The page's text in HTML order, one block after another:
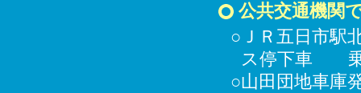
公共交通機関
○ＪＲ五日市
ス停下車 乗
○山田団地車